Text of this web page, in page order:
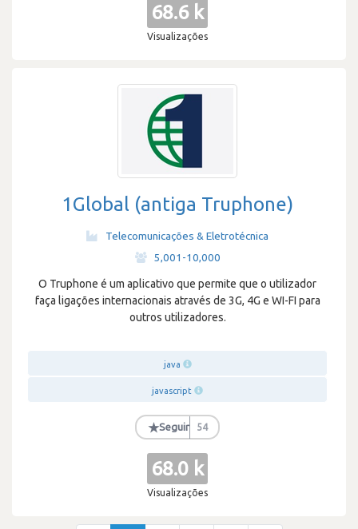
68.6 k
Visualizações
1Global (antiga Truphone)
Telecomunicações & Eletrotécnica
5,001-10,000
O Truphone é um aplicativo que permite que o utilizador
faça ligações internacionais através de 3G, 4G e WI-FI para
outros utilizadores.
java
javascript
★Seguir 54
68.0 k
Visualizações